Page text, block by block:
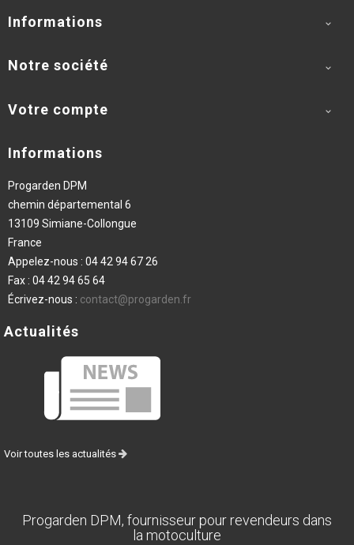
Informations 
Notre société 
Votre compte 
Informations
Progarden DPM
chemin départemental 6
13109 Simiane-Collongue
France
Appelez-nous : 04 42 94 67 26
Fax : 04 42 94 65 64
Écrivez-nous : contact@progarden.fr
Actualités
Voir toutes les actualités
Progarden DPM, fournisseur pour revendeurs dans
la motoculture